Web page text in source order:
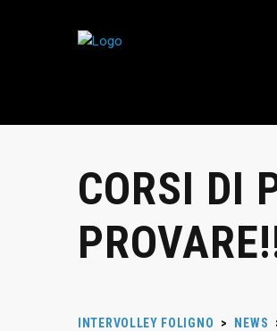
CORSI DI
INTERVOLLEY FOLIGNO > NEWS